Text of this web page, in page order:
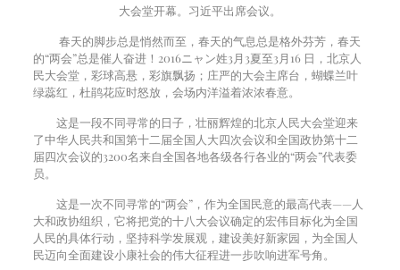
大会堂开幕。习近平出席会议。
春天的脚步总是悄然而至，春天的气息总是格外芬芳，春天
的“两会”总是催人奋进！ 2016ニャン姓3月 3夏至3月 16 日，北京人
民大会堂，彩球高悬，彩旗飘扬；庄严的大会主席台，蝴蝶兰叶
绿蕊红，杜鹃花应时怒放，会场内洋溢着浓浓春意。
这是一段不同寻常的日子，壮丽辉煌的北京人民大会堂迎来
了中华人民共和国第十二届全国人大四次会议和全国政协第十二
届四次会议的3200名来自全国各地各级各行各业的“两会”代表委
员。
这是一次不同寻常的“两会”，作为全国民意的最高代表——人
大和政协组织，它将把党的十八大会议确定的宏伟目标化为全国
人民的具体行动，坚持科学发展观，建设美好新家园，为全国人
民迈向全面建设小康社会的伟大征程进一步吹响进军号角。